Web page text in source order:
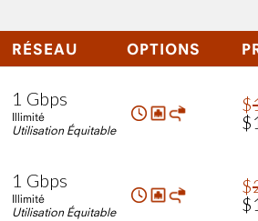
RÉSEAU OPTIONS
1 Gbps
Illimité
Utilisation Équitable
$
$
1 Gbps
Illimité
Utilisation Équitable
$
$